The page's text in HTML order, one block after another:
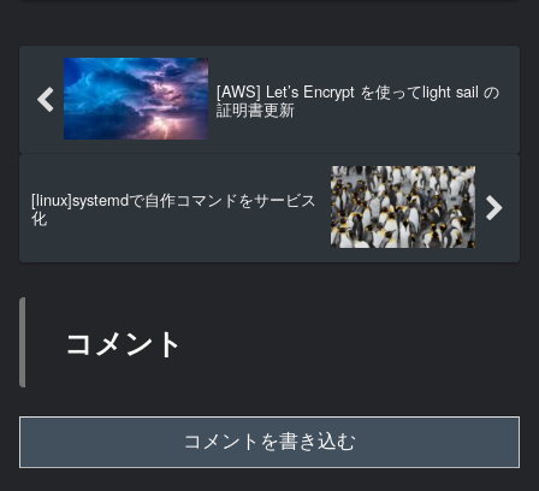
[AWS] Let’s Encrypt を使ってlight sail の
証明書更新
[linux]systemdで自作コマンドをサービス
化
コメント
コメントを書き込む